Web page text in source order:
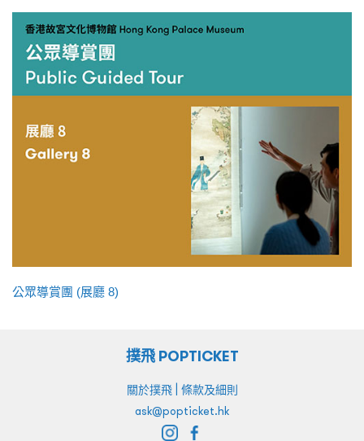
公眾導賞團 (展廳 8)
撲飛 POPTICKET
關於撲飛| 條款及細則
ask@popticket.hk